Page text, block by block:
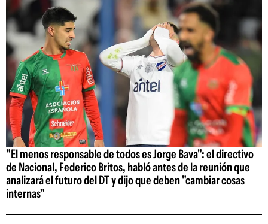
"El menos responsable de todos es Jorge Bava": el directivo
de Nacional, Federico Britos, habló antes de la reunión que
analizará el futuro del DT y dijo que deben "cambiar cosas
internas"